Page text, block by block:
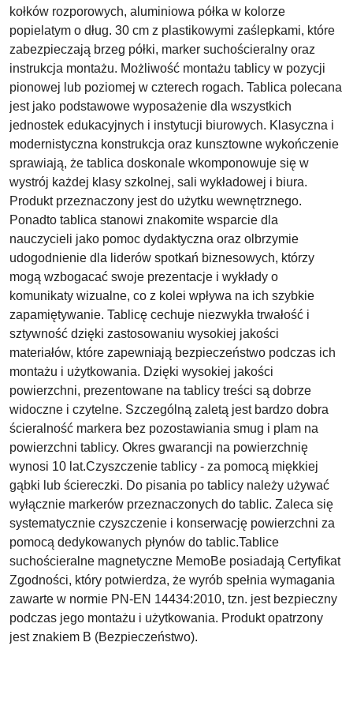
kołków rozporowych, aluminiowa półka w kolorze
popielatym o dług. 30 cm z plastikowymi zaślepkami, które
zabezpieczają brzeg półki, marker suchościeralny oraz
instrukcja montażu. Możliwość montażu tablicy w pozycji
pionowej lub poziomej w czterech rogach. Tablica polecana
jest jako podstawowe wyposażenie dla wszystkich
jednostek edukacyjnych i instytucji biurowych. Klasyczna i
modernistyczna konstrukcja oraz kunsztowne wykończenie
sprawiają, że tablica doskonale wkomponowuje się w
wystrój każdej klasy szkolnej, sali wykładowej i biura.
Produkt przeznaczony jest do użytku wewnętrznego.
Ponadto tablica stanowi znakomite wsparcie dla
nauczycieli jako pomoc dydaktyczna oraz olbrzymie
udogodnienie dla liderów spotkań biznesowych, którzy
mogą wzbogacać swoje prezentacje i wykłady o
komunikaty wizualne, co z kolei wpływa na ich szybkie
zapamiętywanie. Tablicę cechuje niezwykła trwałość i
sztywność dzięki zastosowaniu wysokiej jakości
materiałów, które zapewniają bezpieczeństwo podczas ich
montażu i użytkowania. Dzięki wysokiej jakości
powierzchni, prezentowane na tablicy treści są dobrze
widoczne i czytelne. Szczególną zaletą jest bardzo dobra
ścieralność markera bez pozostawiania smug i plam na
powierzchni tablicy. Okres gwarancji na powierzchnię
wynosi 10 lat.Czyszczenie tablicy - za pomocą miękkiej
gąbki lub ściereczki. Do pisania po tablicy należy używać
wyłącznie markerów przeznaczonych do tablic. Zaleca się
systematycznie czyszczenie i konserwację powierzchni za
pomocą dedykowanych płynów do tablic.Tablice
suchościeralne magnetyczne MemoBe posiadają Certyfikat
Zgodności, który potwierdza, że wyrób spełnia wymagania
zawarte w normie PN-EN 14434:2010, tzn. jest bezpieczny
podczas jego montażu i użytkowania. Produkt opatrzony
jest znakiem B (Bezpieczeństwo).